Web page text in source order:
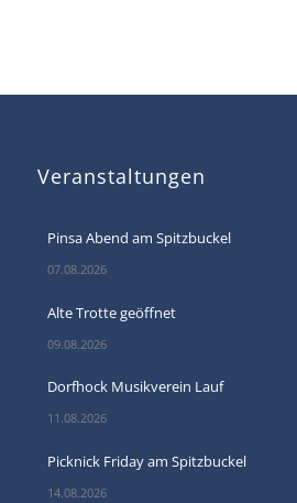
Veranstaltungen
Pinsa Abend am Spitzbuckel
07.08.2026
Alte Trotte geöffnet
09.08.2026
Dorfhock Musikverein Lauf
11.08.2026
Picknick Friday am Spitzbuckel
14.08.2026